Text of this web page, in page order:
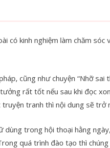
kinh nghiệm làm chăm sóc
cũng như chuyện “Nhỡ sai
rất tốt nếu sau khi đọc
tranh thì nội dung sẽ trở
dùng trong hội thoại hằng
quá trình đào tạo thì